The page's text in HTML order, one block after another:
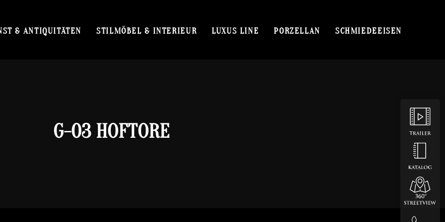
& ANTIQUITÄTEN STILMÖBEL & INTERIEUR LUXUS LINE PORZELLAN SCHMIEDEEISEN
G-03 HOFTORE